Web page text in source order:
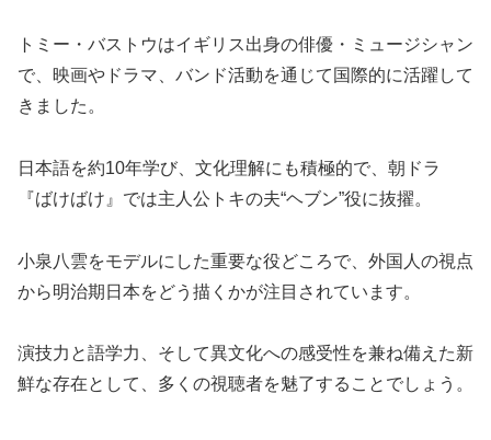
トミー・バストウはイギリス出身の俳優・ミュージシャン
で、映画やドラマ、バンド活動を通じて国際的に活躍して
きました。
日本語を約10年学び、文化理解にも積極的で、朝ドラ
『ばけばけ』では主人公トキの夫“ヘブン”役に抜擢。
小泉八雲をモデルにした重要な役どころで、外国人の視点
から明治期日本をどう描くかが注目されています。
演技力と語学力、そして異文化への感受性を兼ね備えた新
鮮な存在として、多くの視聴者を魅了することでしょう。